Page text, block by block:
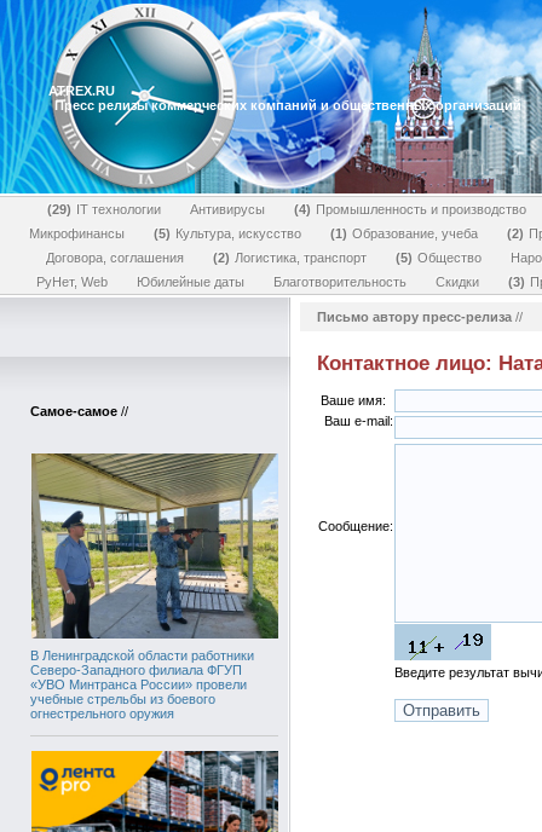
ATREX.RU
Пресс релизы коммерческих компаний и общественных организаций
29 IT технологии Антивирусы 4
Промышленность и производство
Микрофинансы
5 Культура, искусство 1 Образование, учеба 2
Договора, соглашения
2 Логистика, транспорт 5 Общество
РуНет, Web
Юбилейные даты Благотворительность Скидки 3
Самое-самое //
В Ленинградской области работники
Северо-Западного филиала ФГУП
«УВО Минтранса России» провели
учебные стрельбы из боевого
огнестрельного оружия
Письмо автору пресс-релиза //
Контактное лицо:
Ваше имя:
Ваш e-mail:
Сообщение:
Введите результат